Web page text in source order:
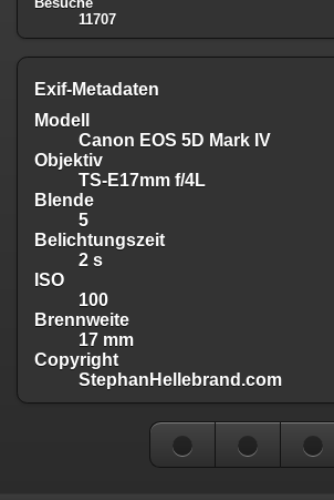
11707
Exif-Metadaten
Modell
Canon EOS 5D Mark IV
Objektiv
TS-E17mm f/4L
Blende
5
Belichtungszeit
2 s
ISO
100
Brennweite
17 mm
Copyright
StephanHellebrand.com